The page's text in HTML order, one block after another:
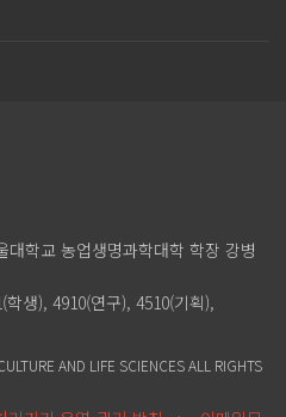
대학교 농업생명과학대학 학장 강병
생), 4910(연구), 4510(기획),
AND LIFE SCIENCES ALL RIGHTS